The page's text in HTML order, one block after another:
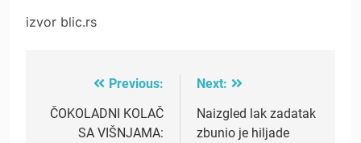
izvor blic.rs
navigation
Previous:
ČOKOLADNI KOLAČ
SA VIŠNJAMA:
Next:
Naizgled lak zadatak
zbunio je hiljade